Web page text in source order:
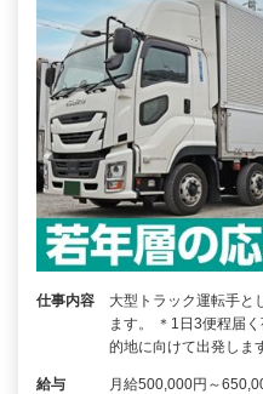
仕事内容
大型トラック運転手と
ます。 ＊1日3便程届
的地に向けて出発しま
給与
月給500,000円～